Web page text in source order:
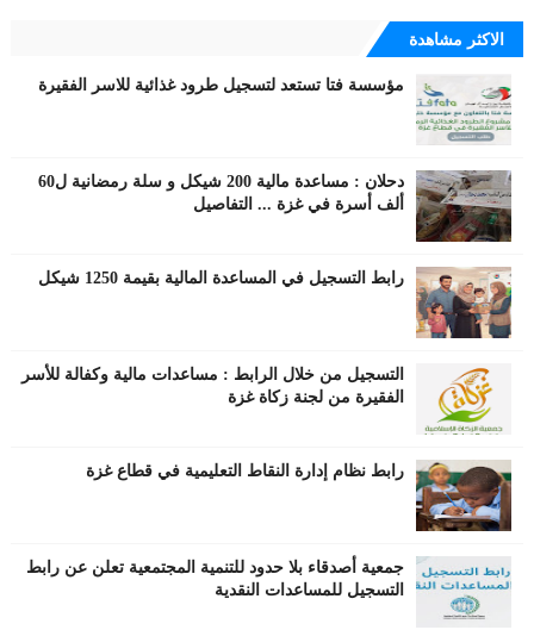
الاكثر مشاهدة
مؤسسة فتا تستعد لتسجيل طرود غذائية للاسر الفقيرة
دحلان : مساعدة مالية 200 شيكل و سلة رمضانية ل60
ألف أسرة في غزة ... التفاصيل
رابط التسجيل في المساعدة المالية بقيمة 1250 شيكل
التسجيل من خلال الرابط : مساعدات مالية وكفالة للأسر
الفقيرة من لجنة زكاة غزة
رابط نظام إدارة النقاط التعليمية في قطاع غزة
جمعية أصدقاء بلا حدود للتنمية المجتمعية تعلن عن رابط
التسجيل للمساعدات النقدية